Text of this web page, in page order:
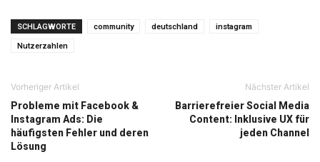
SCHLAGWORTE community deutschland instagram
Nutzerzahlen
Vorheriger Artikel
Probleme mit Facebook &
Instagram Ads: Die
häufigsten Fehler und deren
Lösung
Nächster Artikel
Barrierefreier Social Media
Content: Inklusive UX für
jeden Channel